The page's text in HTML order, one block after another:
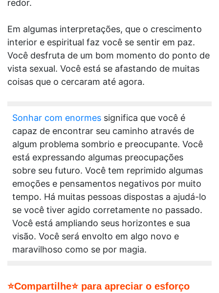
redor.
Em algumas interpretações, que o crescimento
interior e espiritual faz você se sentir em paz.
Você desfruta de um bom momento do ponto de
vista sexual. Você está se afastando de muitas
coisas que o cercaram até agora.
Sonhar com enormes significa que você é
capaz de encontrar seu caminho através de
algum problema sombrio e preocupante. Você
está expressando algumas preocupações
sobre seu futuro. Você tem reprimido algumas
emoções e pensamentos negativos por muito
tempo. Há muitas pessoas dispostas a ajudá-lo
se você tiver agido corretamente no passado.
Você está ampliando seus horizontes e sua
visão. Você será envolto em algo novo e
maravilhoso como se por magia.
⭐Compartilhe⭐ para apreciar o esforço